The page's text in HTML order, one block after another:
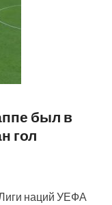
был в
гол
наций УЕФА